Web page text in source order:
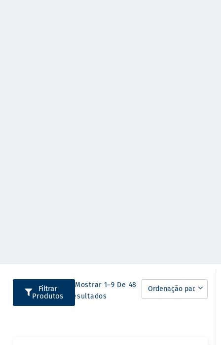
Filtrar
Produtos
A Mostrar 1–9 De 48
Resultados